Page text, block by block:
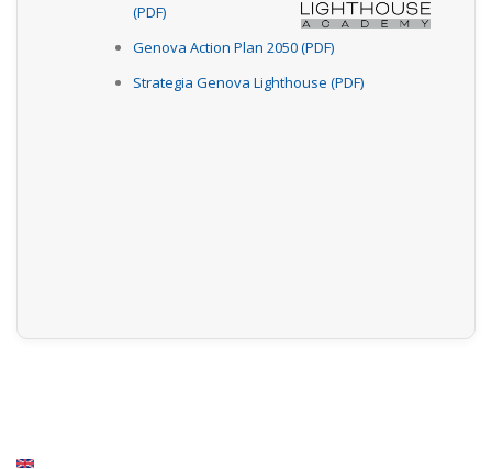
(PDF)
Genova Action Plan 2050 (PDF)
Strategia Genova Lighthouse (PDF)